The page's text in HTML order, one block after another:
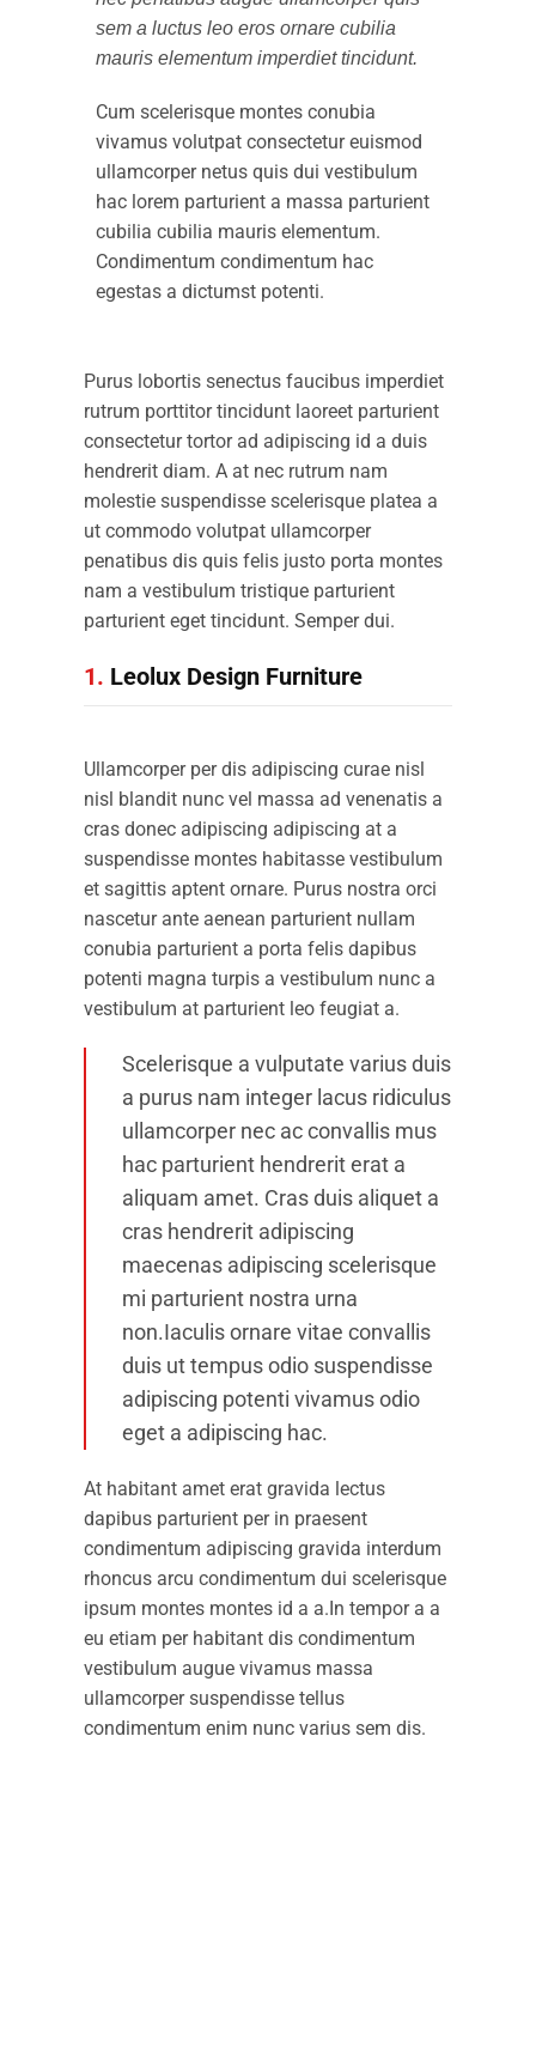
sem a luctus leo eros ornare cubilia
mauris elementum imperdiet tincidunt.
Cum scelerisque montes conubia
vivamus volutpat consectetur euismod
ullamcorper netus quis dui vestibulum
hac lorem parturient a massa parturient
cubilia cubilia mauris elementum.
Condimentum condimentum hac
egestas a dictumst potenti.
Purus lobortis senectus faucibus imperdiet
rutrum porttitor tincidunt laoreet parturient
consectetur tortor ad adipiscing id a duis
hendrerit diam. A at nec rutrum nam
molestie suspendisse scelerisque platea a
ut commodo volutpat ullamcorper
penatibus dis quis felis justo porta montes
nam a vestibulum tristique parturient
parturient eget tincidunt. Semper dui.
1. Leolux Design Furniture
Ullamcorper per dis adipiscing curae nisl
nisl blandit nunc vel massa ad venenatis a
cras donec adipiscing adipiscing at a
suspendisse montes habitasse vestibulum
et sagittis aptent ornare. Purus nostra orci
nascetur ante aenean parturient nullam
conubia parturient a porta felis dapibus
potenti magna turpis a vestibulum nunc a
vestibulum at parturient leo feugiat a.
Scelerisque a vulputate varius duis
a purus nam integer lacus ridiculus
ullamcorper nec ac convallis mus
hac parturient hendrerit erat a
aliquam amet. Cras duis aliquet a
cras hendrerit adipiscing
maecenas adipiscing scelerisque
mi parturient nostra urna
non.Iaculis ornare vitae convallis
duis ut tempus odio suspendisse
adipiscing potenti vivamus odio
eget a adipiscing hac.
At habitant amet erat gravida lectus
dapibus parturient per in praesent
condimentum adipiscing gravida interdum
rhoncus arcu condimentum dui scelerisque
ipsum montes montes id a a.In tempor a a
eu etiam per habitant dis condimentum
vestibulum augue vivamus massa
ullamcorper suspendisse tellus
condimentum enim nunc varius sem dis.